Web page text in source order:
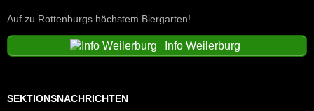
Auf zu Rottenburgs höchstem Biergarten!
Info Weilerburg
SEKTIONSNACHRICHTEN